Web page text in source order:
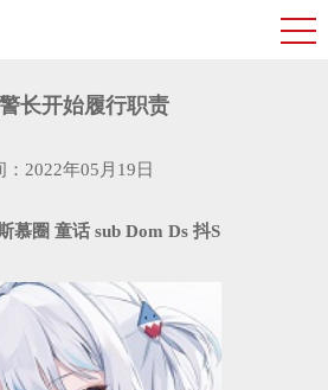
长开始履行职责
：2022年05月19日
慕圈 童话 sub Dom Ds 抖S